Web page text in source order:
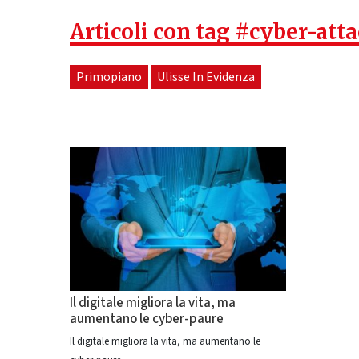
Articoli con tag #cyber-
Primopiano Ulisse In Evidenza
Il digitale migliora la vita, ma
aumentano le cyber-paure
Il digitale migliora la vita, ma aumentano le